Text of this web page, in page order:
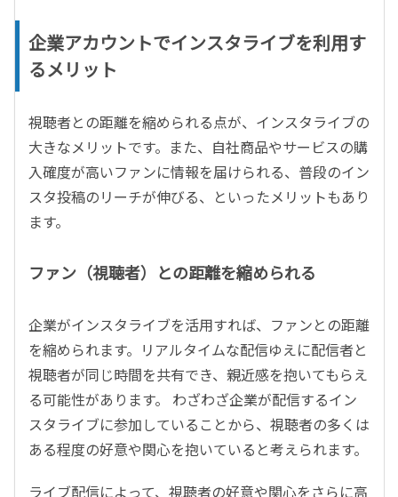
企業アカウントでインスタライブを利用す
るメリット
視聴者との距離を縮められる点が、インスタライブの
大きなメリットです。また、自社商品やサービスの購
入確度が高いファンに情報を届けられる、普段のイン
スタ投稿のリーチが伸びる、といったメリットもあり
ます。
ファン（視聴者）との距離を縮められる
企業がインスタライブを活用すれば、ファンとの距離
を縮められます。リアルタイムな配信ゆえに配信者と
視聴者が同じ時間を共有でき、親近感を抱いてもらえ
る可能性があります。 わざわざ企業が配信するイン
スタライブに参加していることから、視聴者の多くは
ある程度の好意や関心を抱いていると考えられます。
ライブ配信によって、視聴者の好意や関心をさらに高